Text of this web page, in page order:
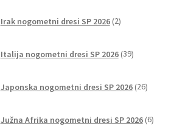
Irak nogometni dresi SP 2026 2izdelka
Italija nogometni dresi SP 2026 39izdelkov
Japonska nogometni dresi SP 2026 26izdelkov
Južna Afrika nogometni dresi SP 2026 6izdelkov